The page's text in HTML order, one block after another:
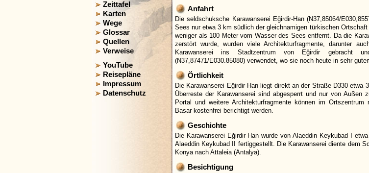
Zeittafel
Karten
Wege
Glossar
Quellen
Verweise
YouTube
Reisepläne
Impressum
Datenschutz
Anfahrt
Die seldschuksche Karawanserei Eğirdir-Han (N37,85064/
Sees nur etwa 3 km südlich der gleichnamigen türkischen
weniger als 100 Meter vom Wasser des Sees entfernt. Da die
zerstört wurde, wurden viele Architekturfragmente, darunter
Karawanserei ins Stadtzentrum von Eğirdir gebracht
(N37,87471/E030.85080) verwendet, wo sie noch heute in sehr
Örtlichkeit
Die Karawanserei Eğirdir-Han liegt direkt an der Straße D330 etwa
Überreste der Karawanserei sind abgesperrt und nur von Außen
Portal und weitere Architekturfragmente können im
Basar kostenfrei berichtigt werden.
Geschichte
Die Karawanserei Eğirdir-Han wurde von Alaeddin Keykubad I
Alaeddin Keykubad II fertiggestellt. Die Karawanserei diente dem
Konya nach Attaleia (Antalya).
Besichtigung